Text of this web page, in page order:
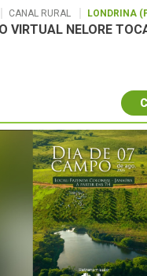
CANAL RURAL LONDRINA
VIRTUAL NELORE